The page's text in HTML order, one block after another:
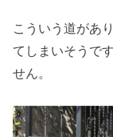
こういう道があ
てしまいそうで
せん。